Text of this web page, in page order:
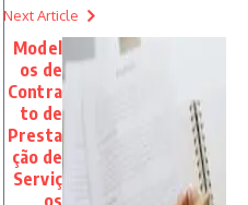
Next Article
Model
os de
Contra
to de
Presta
ção de
Serviç
os